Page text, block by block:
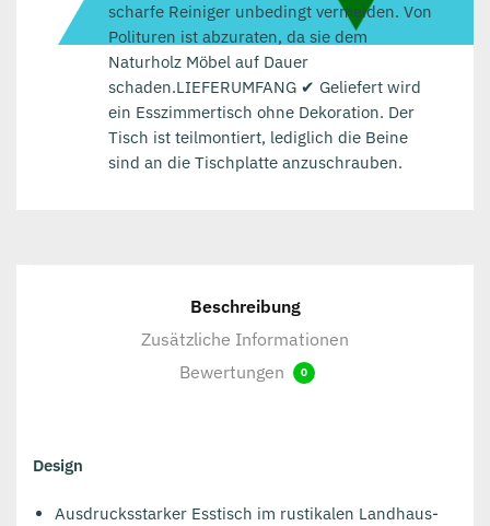
scharfe Reiniger unbedingt vermeiden. Von
Polituren ist abzuraten, da sie dem
Naturholz Möbel auf Dauer
schaden.LIEFERUMFANG ✔ Geliefert wird
ein Esszimmertisch ohne Dekoration. Der
Tisch ist teilmontiert, lediglich die Beine
sind an die Tischplatte anzuschrauben.
Beschreibung
Zusätzliche Informationen
Bewertungen
0
Design
Ausdrucksstarker Esstisch im rustikalen Landhaus-